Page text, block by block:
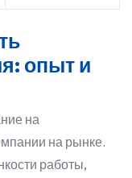
опыт и
на
на рынке.
работы,